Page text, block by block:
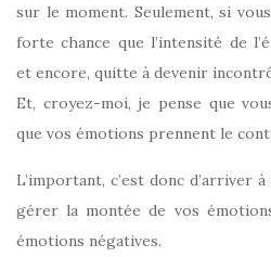
sur le moment. Seulement, si
forte chance que l’intensité de
et encore, quitte à devenir
Et, croyez-moi, je pense que
que vos émotions prennent le
L’important, c’est donc d’arriver
gérer la montée de vos
émotions négatives.